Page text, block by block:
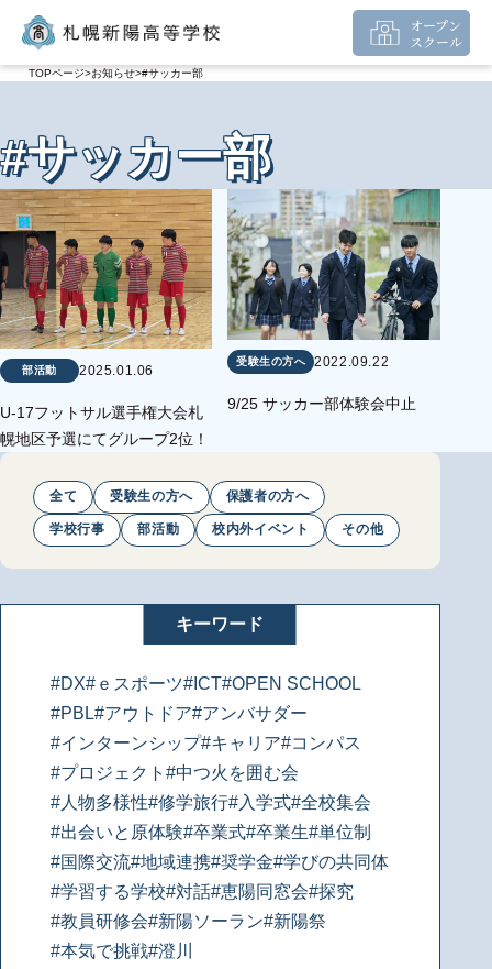
オープン
スクール
TOPページ お知らせ #サッカー部
#サッカー部
部活動 2025.01.06
U-17フットサル選手権大会札
幌地区予選にてグループ2位！
受験生の方へ 2022.09.22
9/25 サッカー部体験会中止
全て 受験生の方へ 保護者の方へ
学校行事 部活動 校内外イベント その他
キーワード
#DX#ｅスポーツ#ICT#OPEN SCHOOL
#PBL#アウトドア#アンバサダー
#インターンシップ#キャリア#コンパス
#プロジェクト #中つ火を囲む会
#人物多様性#修学旅行#入学式#全校集会
#出会いと原体験#卒業式#卒業生#単位制
#国際交流#地域連携#奨学金#学びの共同体
#学習する学校#対話#恵陽同窓会#探究
#教員研修会#新陽ソーラン#新陽祭
#本気で挑戦#澄川